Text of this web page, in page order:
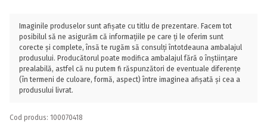
Imaginile produselor sunt afișate cu titlu de prezentare. Facem tot
posibilul să ne asigurăm că informațiile pe care ți le oferim sunt
corecte și complete, însă te rugăm să consulți întotdeauna ambalajul
produsului. Producătorul poate modifica ambalajul fără o înștiințare
prealabilă, astfel că nu putem fi răspunzători de eventuale diferențe
(în termeni de culoare, formă, aspect) între imaginea afișată și cea a
produsului livrat.
Cod produs: 100070418